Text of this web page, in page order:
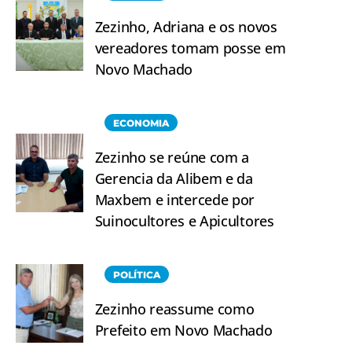
Zezinho, Adriana e os novos
vereadores tomam posse em
Novo Machado
ECONOMIA
Zezinho se reúne com a
Gerencia da Alibem e da
Maxbem e intercede por
Suinocultores e Apicultores
POLÍTICA
Zezinho reassume como
Prefeito em Novo Machado